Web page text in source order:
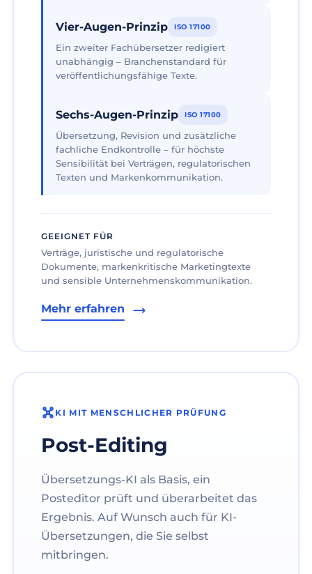
Vier-Augen-Prinzip ISO 17100
Ein zweiter Fachübersetzer redigiert
unabhängig – Branchenstandard für
veröffentlichungsfähige Texte.
Sechs-Augen-Prinzip ISO 17100
Übersetzung, Revision und zusätzliche
fachliche Endkontrolle – für höchste
Sensibilität bei Verträgen, regulatorischen
Texten und Markenkommunikation.
GEEIGNET FÜR
Verträge, juristische und regulatorische
Dokumente, markenkritische Marketingtexte
und sensible Unternehmenskommunikation.
Mehr erfahren
KI MIT MENSCHLICHER PRÜFUNG
Post-Editing
Übersetzungs-KI als Basis, ein
Posteditor prüft und überarbeitet das
Ergebnis. Auf Wunsch auch für KI-
Übersetzungen, die Sie selbst
mitbringen.